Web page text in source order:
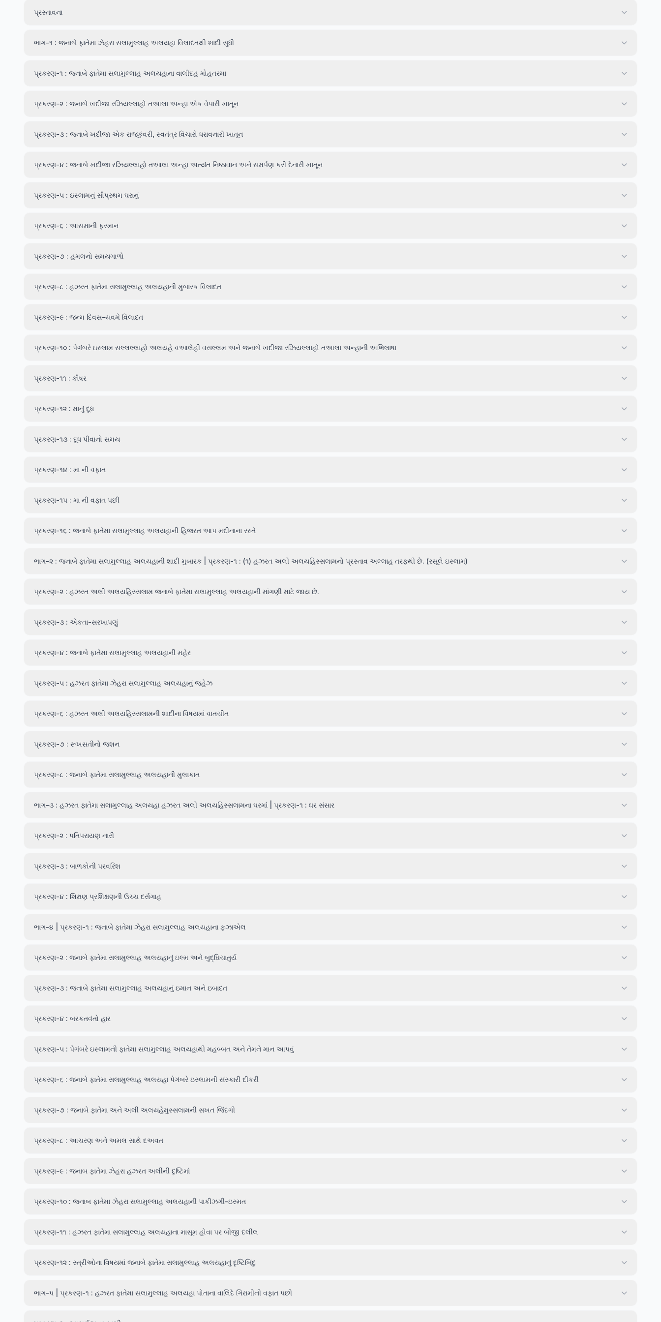
પ્રસ્તાવના
ભાગ-૧ : જનાબે ફાતેમા ઝેહરા સલામુલ્લાહ અલયહા વિલાદતથી શાદી સુધી
પ્રકરણ-૧ : જનાબે ફાતેમા સલામુલ્લાહ અલયહાના વાલીદહ મોહતરમા
પ્રકરણ-૨ : જનાબે ખદીજા રઝિયલ્લાહો તઆલા અન્હા એક વેપારી ખાતૂન
પ્રકરણ-૩ : જનાબે ખદીજા એક રાજકુંવરી, સ્વતંત્ર વિચારો ધરાવનારી ખાતૂન
પ્રકરણ-૪ : જનાબે ખદીજા રઝિયલ્લાહો તઆલા અન્હા અત્યંત નિષ્ઠાવાન અને સમર્પણ કરી દેનારી ખાતૂન
પ્રકરણ-૫ : ઇસ્લામનું સૌપ્રથમ ઘરાનું
પ્રકરણ-૬ : આસમાની ફરમાન
પ્રકરણ-૭ : હમલનો સમયગાળો
પ્રકરણ-૮ : હઝરત ફાતેમા સલામુલ્લાહ અલયહાની મુબારક વિલાદત
પ્રકરણ-૯ : જન્મ દિવસ-યવમે વિલાદત
પ્રકરણ-૧૦ : પેગંબરે ઇસ્લામ સલ્લલ્લાહો અલયહે વઆલેહી વસલ્લમ અને જનાબે ખદીજા રઝિયલ્લાહો તઆલા અન્હાની અભિલાષા
પ્રકરણ-૧૧ : કૌષર
પ્રકરણ-૧૨ : માનું દૂધ
પ્રકરણ-૧૩ : દૂધ પીવાનો સમય
પ્રકરણ-૧૪ : મા ની વફાત
પ્રકરણ-૧૫ : મા ની વફાત પછી
પ્રકરણ-૧૬ : જનાબે ફાતેમા સલામુલ્લાહ અલયહાની હિજરત આપ મદીનાના રસ્તે
ભાગ-૨ : જનાબે ફાતેમા સલામુલ્લાહ અલયહાની શાદી મુબારક | પ્રકરણ-૧ : (૧) હઝરત અલી અલયહિસ્સલામનો પ્રસ્તાવ અલ્લાહ તરફથી છે. (રસૂલે ઇસ્લામ)
પ્રકરણ-૨ : હઝરત અલી અલયહિસ્સલામ જનાબે ફાતેમા સલામુલ્લાહ અલયહાની માંગણી માટે જાય છે.
પ્રકરણ-૩ : એકતા-સરખાપણું
પ્રકરણ-૪ : જનાબે ફાતેમા સલામુલ્લાહ અલયહાની મહેર
પ્રકરણ-૫ : હઝરત ફાતેમા ઝેહરા સલામુલ્લાહ અલયહાનું જહેઝ
પ્રકરણ-૬ : હઝરત અલી અલયહિસ્સલામની શાદીના વિષયમાં વાતચીત
પ્રકરણ-૭ : રૂખસતીનો જશન
પ્રકરણ-૮ : જનાબે ફાતેમા સલામુલ્લાહ અલયહાની મુલાકાત
ભાગ-૩ : હઝરત ફાતેમા સલામુલ્લાહ અલયહા હઝરત અલી અલયહિસ્સલામના ઘરમાં | પ્રકરણ-૧ : ઘર સંસાર
પ્રકરણ-૨ : પતિપરાયણ નારી
પ્રકરણ-૩ : બાળકોની પરવરિશ
પ્રકરણ-૪ : શિક્ષણ પ્રશિક્ષણની ઉચ્ચ દર્સગાહ
ભાગ-૪ | પ્રકરણ-૧ : જનાબે ફાતેમા ઝેહરા સલામુલ્લાહ અલયહાના ફઝાએલ
પ્રકરણ-૨ : જનાબે ફાતેમા સલામુલ્લાહ અલયહાનું ઇલ્મ અને બુદ્ઘિચાતુર્ય
પ્રકરણ-૩ : જનાબે ફાતેમા સલામુલ્લાહ અલયહાનું ઇમાન અને ઇબાદત
પ્રકરણ-૪ : બરકતવંતો હાર
પ્રકરણ-૫ : પેગંબરે ઇસ્લામની ફાતેમા સલામુલ્લાહ અલયહાથી મહબ્બત અને તેમને માન આપવું
પ્રકરણ-૬ : જનાબે ફાતેમા સલામુલ્લાહ અલયહા પેગંબરે ઇસ્લામની સંસ્કારી દીકરી
પ્રકરણ-૭ : જનાબે ફાતેમા અને અલી અલયહેમુસ્સલામની સખત જિંદગી
પ્રકરણ-૮ : આચરણ અને અમલ સાથે દઅવત
પ્રકરણ-૯ : જનાબ ફાતેમા ઝેહરા હઝરત અલીની દૃષ્ટિમાં
પ્રકરણ-૧૦ : જનાબ ફાતેમા ઝેહરા સલામુલ્લાહ અલયહાની પાકીઝગી-ઇસ્મત
પ્રકરણ-૧૧ : હઝરત ફાતેમા સલામુલ્લાહ અલયહાના માસૂમ હોવા પર બીજી દલીલ
પ્રકરણ-૧૨ : સ્ત્રીઓના વિષયમાં જનાબે ફાતેમા સલામુલ્લાહ અલયહાનું દૃષ્ટિબિંદુ
ભાગ-૫ | પ્રકરણ-૧ : હઝરત ફાતેમા સલામુલ્લાહ અલયહા પોતાના વાલિદે ગિરામીની વફાત પછી